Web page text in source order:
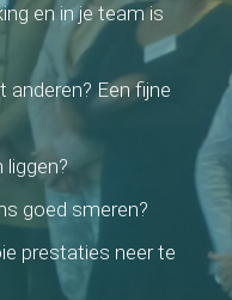
en in je team is
anderen? Een fijne
liggen?
goed smeren?
prestaties neer te